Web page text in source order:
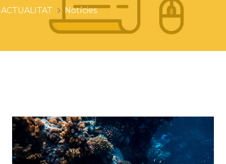
ACTUALITAT Notícies